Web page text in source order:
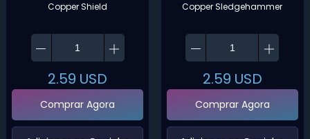
Copper Shield
2.59 USD
Comprar Agora
Copper Sledgehammer
2.59 USD
Comprar Agora